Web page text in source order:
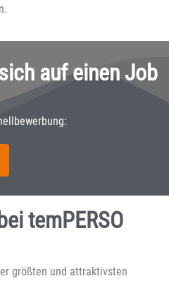
auf einen Job
temPERSO
größten und attraktivsten